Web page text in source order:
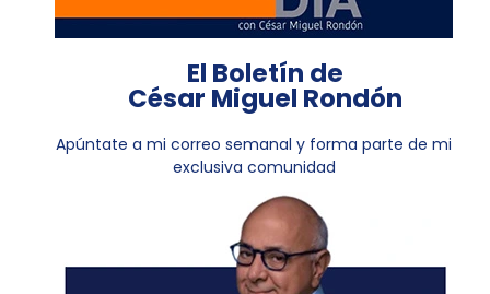
El Boletín de
César Miguel Rondón
Apúntate a mi correo semanal y forma parte de mi
exclusiva comunidad